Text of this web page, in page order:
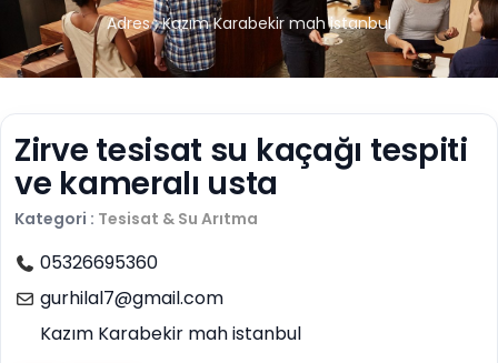
Adres : Kazım Karabekir mah istanbul
Zirve tesisat su kaçağı tespiti
ve kameralı usta
Kategori : Tesisat & Su Arıtma
05326695360
gurhilal7@gmail.com
Kazım Karabekir mah istanbul